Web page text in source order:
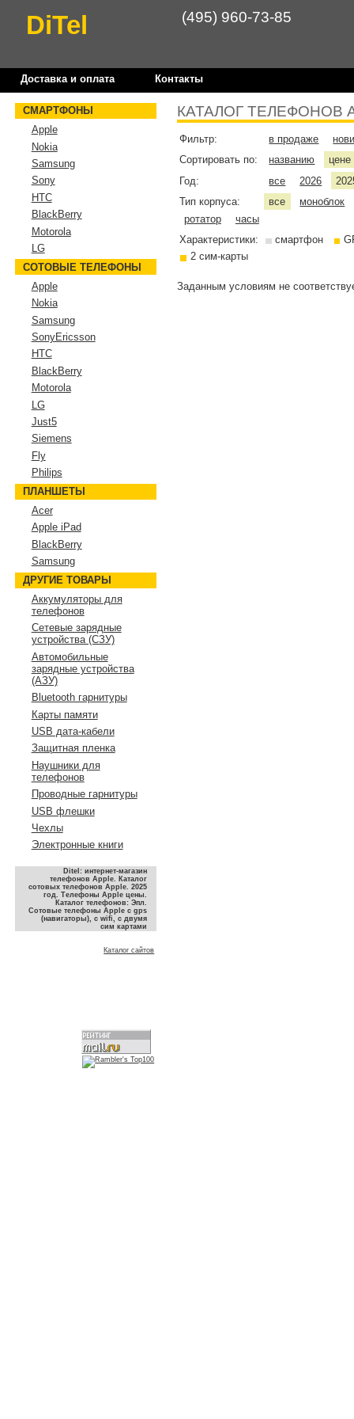
DiTel (495) 960-73-85
Доставка и оплата Контакты
КАТАЛОГ ТЕЛЕФОНОВ
Фильтр: в продаже
Сортировать по:
названию
цене
Год:
все 2026
Тип корпуса:
все
моноблок
ротатор
часы
Характеристики:
смартфон
2 сим-карты
Заданным условиям не
СМАРТФОНЫ
Apple
Nokia
Samsung
Sony
HTC
BlackBerry
Motorola
LG
СОТОВЫЕ ТЕЛЕФОНЫ
Apple
Nokia
Samsung
SonyEricsson
HTC
BlackBerry
Motorola
LG
Just5
Siemens
Fly
Philips
ПЛАНШЕТЫ
Acer
Apple iPad
BlackBerry
Samsung
ДРУГИЕ ТОВАРЫ
Аккумуляторы для
телефонов
Сетевые зарядные
устройства (СЗУ)
Автомобильные
зарядные устройства
(АЗУ)
Bluetooth гарнитуры
Карты памяти
USB дата-кабели
Защитная пленка
Наушники для
телефонов
Проводные гарнитуры
USB флешки
Чехлы
Электронные книги
Ditel: интернет-магазин
телефонов Apple. Каталог
сотовых телефонов Apple. 2025
год. Телефоны Apple цены.
Каталог телефонов: Эпл.
Сотовые телефоны Apple с gps
(навигаторы), с wifi, с двумя
сим картами
Каталог сайтов